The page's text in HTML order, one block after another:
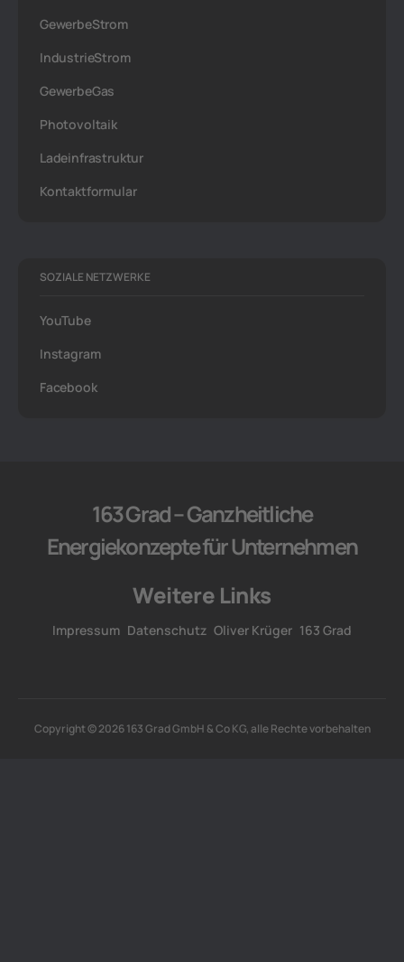
GewerbeStrom
IndustrieStrom
GewerbeGas
Photovoltaik
Ladeinfrastruktur
Kontaktformular
SOZIALE NETZWERKE
YouTube
Instagram
Facebook
163 Grad – Ganzheitliche
Energiekonzepte für Unternehmen
Weitere Links
Impressum Datenschutz Oliver Krüger 163 Grad
Copyright © 2026 163 Grad GmbH & Co KG, alle Rechte vorbehalten